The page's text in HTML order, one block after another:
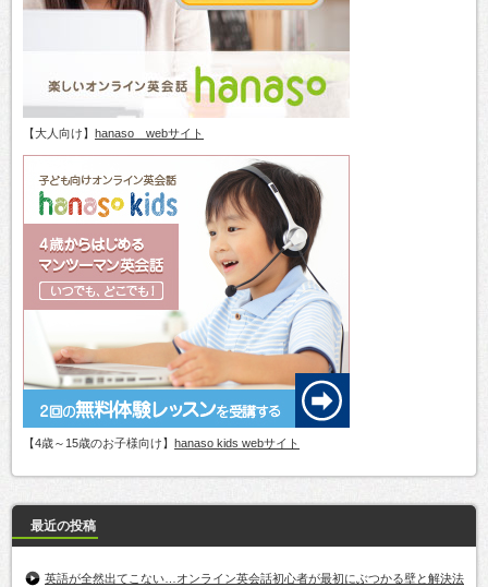
【大人向け】 hanaso webサイト
【4歳～15歳のお子様向け】 hanaso kids webサイト
最近の投稿
英語が全然出てこない…オンライン英会話初心者が最初にぶつかる壁と解決法